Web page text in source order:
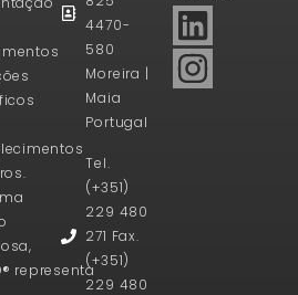
representa
4470-
580
Moreira |
Maia
Portugal
Tel.
(+351)
229 480
271 Fax.
(+351)
229 480